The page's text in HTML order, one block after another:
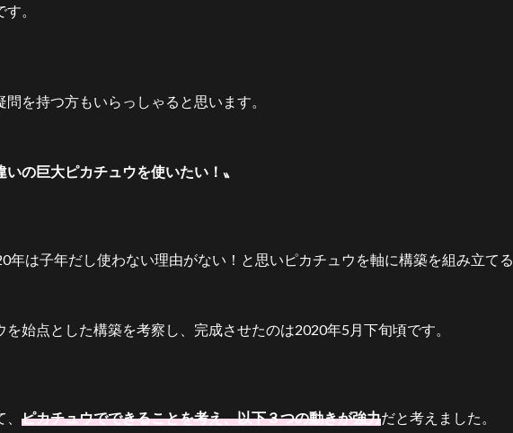
す。
を持つ方もいらっしゃると思います。
いの巨大ピカチュウを使いたい！〟
年は子年だし使わない理由がない！と思いピカチュウを軸に構築を組み立てる
始点とした構築を考察し、完成させたのは2020年5月下旬頃です。
ピカチュウでできることを考え、以下３つの動きが強力だと考えました。